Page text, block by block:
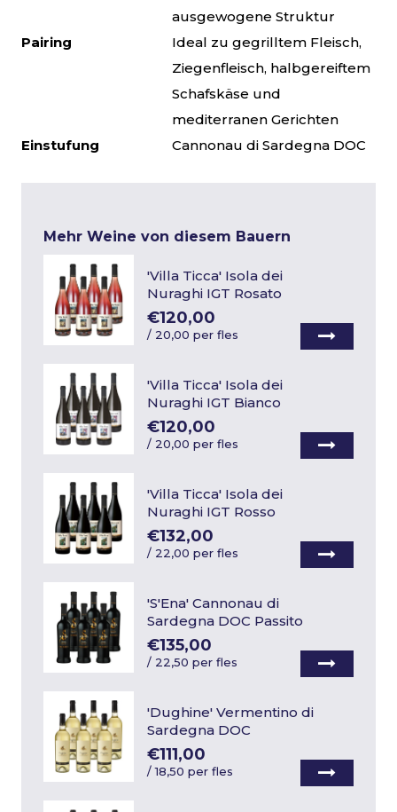
ausgewogene Struktur
Pairing
Ideal zu gegrilltem Fleisch,
Ziegenfleisch, halbgereiftem
Schafskäse und
mediterranen Gerichten
Einstufung
Cannonau di Sardegna DOC
Mehr Weine von diesem Bauern
'Villa Ticca' Isola dei
Nuraghi IGT Rosato
€120,00
/ 20,00 per fles
'Villa Ticca' Isola dei
Nuraghi IGT Bianco
€120,00
/ 20,00 per fles
'Villa Ticca' Isola dei
Nuraghi IGT Rosso
€132,00
/ 22,00 per fles
'S'Ena' Cannonau di
Sardegna DOC Passito
€135,00
/ 22,50 per fles
'Dughine' Vermentino di
Sardegna DOC
€111,00
/18,50 per fles